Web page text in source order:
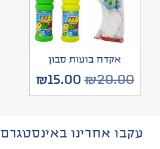
אקדח בועות סבון
₪20.00
₪15.00
עקבו אחרינו באינסטגרם moussai_toys@